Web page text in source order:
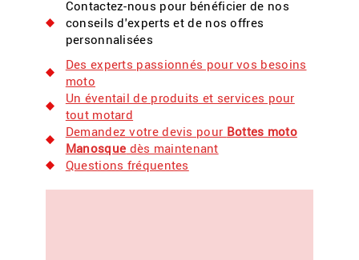
Contactez-nous pour bénéficier de nos
conseils d'experts et de nos offres
personnalisées
Des experts passionnés pour vos besoins
moto
Un éventail de produits et services pour
tout motard
Demandez votre devis pour Bottes moto
Manosque dès maintenant
Questions fréquentes